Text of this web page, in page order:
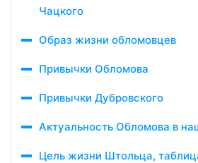
Чацкого
Образ жизни обломовцев
Привычки Обломова
Привычки Дубровского
Актуальность Обломова в
Цель жизни Штольца,